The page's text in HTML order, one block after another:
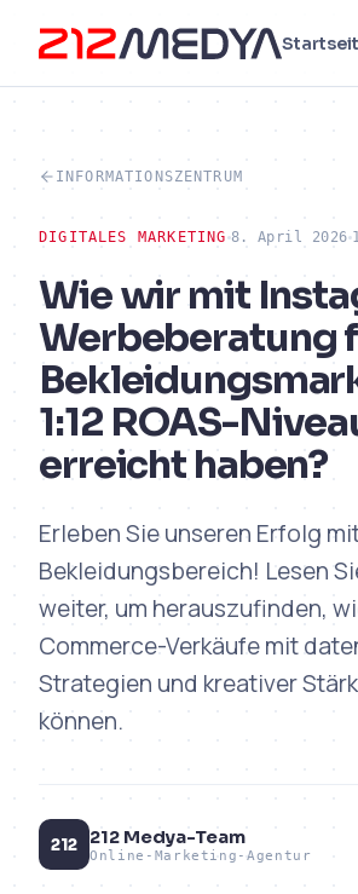
INFORMATIONSZENTRUM
DIGITALES MARKETING 8. April 2026
Wie wir mit
Werbeberatung
1:12 ROAS-
erreicht haben?
Erleben Sie unseren Erfolg mit
Bekleidungsbereich! Lesen
weiter, um herauszufinden,
Commerce-Verkäufe mit
Strategien und kreativer
können.
212 212 Medya-Team
Online-Marketing-Agentur